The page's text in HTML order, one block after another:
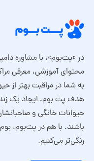
در «پت‌بوم»، با مشاوره
محتوای آموزشی، معرفی
به شما در مراقبت بهتر از
هدف پت بوم، ایجاد یک
حیوانات خانگی و
باشند. با هم در پت‌بوم، بوم
رنگی‌تر می‌کنیم.